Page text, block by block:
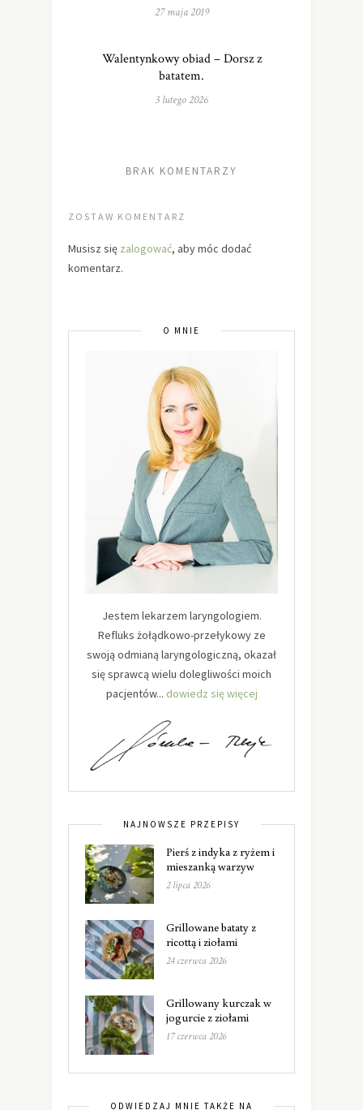
27 maja 2019
Walentynkowy obiad – Dorsz z
batatem.
3 lutego 2026
BRAK KOMENTARZY
ZOSTAW KOMENTARZ
Musisz się zalogować, aby móc dodać
komentarz.
O MNIE
Jestem lekarzem laryngologiem.
Refluks żołądkowo-przełykowy ze
swoją odmianą laryngologiczną, okazał
się sprawcą wielu dolegliwości moich
pacjentów... dowiedz się więcej
NAJNOWSZE PRZEPISY
Pierś z indyka z ryżem i
mieszanką warzyw
2 lipca 2026
Grillowane bataty z
ricottą i ziołami
24 czerwca 2026
Grillowany kurczak w
jogurcie z ziołami
17 czerwca 2026
ODWIEDZAJ MNIE TAKŻE NA